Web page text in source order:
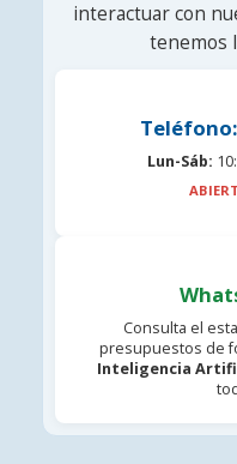
interactuar con
tenemos
Lun-Sáb:
Consulta el
presupuestos de
Inteligencia